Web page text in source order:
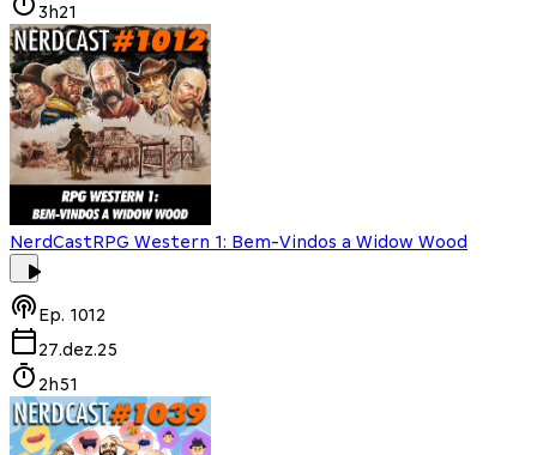
3h21
NerdCastRPG Western 1: Bem-Vindos a Widow Wood
Ep. 1012
27.dez.25
2h51